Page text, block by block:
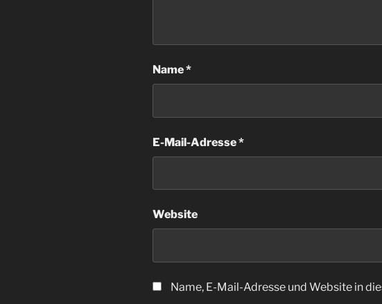
Name*
E-Mail-Adresse*
Website
Name, E-Mail-Adresse und Website in